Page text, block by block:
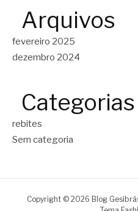
Arquivos
fevereiro 2025
dezembro 2024
Categorias
rebites
Sem categoria
Copyright © 2026 Blog